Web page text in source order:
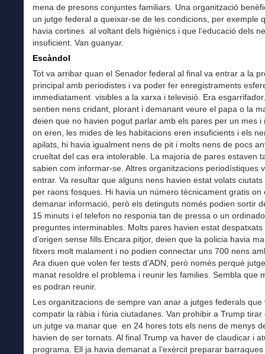
mena de presons conjuntes familiars. Una organització
un jutge federal a queixar-se de les condicions, per exemple
havia cortines al voltant dels higiènics i que l’educació dels
insuficient. Van guanyar.
Escàndol
Tot va arribar quan el Senador federal al final va entrar a la
principal amb periodistes i va poder fer enregistraments
immediatament visibles a la xarxa i televisió. Era
sentien nens cridant, plorant i demanant veure el papa o la
deien que no havien pogut parlar amb els pares per un mes i
on eren, les mides de les habitacions eren insuficients i els
apilats, hi havia igualment nens de pit i molts nens de pocs
crueltat del cas era intolerable. La majoria de pares estaven
sabien com informar-se. Altres organitzacions periodístiques
entrar. Va resultar que alguns nens havien estat volats ciutats
per raons fosques. Hi havia un número tècnicament gratis on
demanar informació, però els detinguts només podien sortir
15 minuts i el telefon no responia tan de pressa o un
preguntes interminables. Molts pares havien estat despatxats
d’origen sense fills.Encara pitjor, deien que la policia havia
fitxers molt malament i no podien connectar uns 700 nens
Ara diuen que volen fer tests d’ADN, però només perquè
manat resoldre el problema i reunir les families. Sembla que
es podran reunir.
Les organitzacions de sempre van anar a jutges federals que
compatir la ràbia i fúria ciutadanes. Van prohibir a Trump tirar
un jutge va manar que en 24 hores tots els nens de menys
havien de ser tornats. Al final Trump va haver de claudicar i
programa. Ell ja havia demanat a l’exèrcit preparar